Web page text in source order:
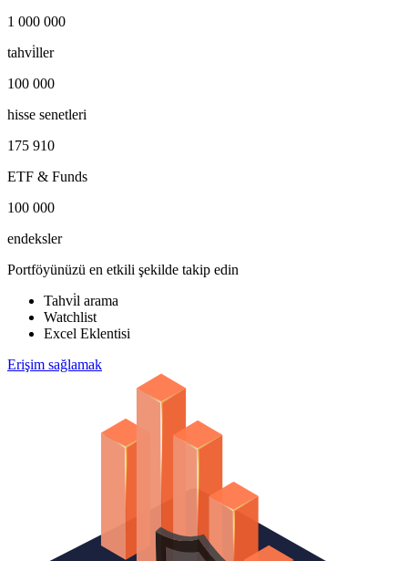
1 000 000
tahvi̇ller
100 000
hisse senetleri
175 910
ETF & Funds
100 000
endeksler
Portföyünüzü en etkili şekilde takip edin
Tahvi̇l arama
Watchlist
Excel Eklentisi
Erişim sağlamak